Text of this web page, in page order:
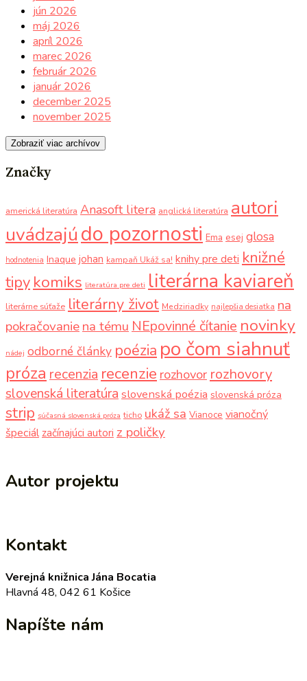
jún 2026
máj 2026
apríl 2026
marec 2026
február 2026
január 2026
december 2025
november 2025
Zobraziť viac archívov
Značky
americká literatúra Anasoft litera anglická literatúra autori
uvádzajúdo pozornosti Ema esej glosa
hodnotenia Inaque johan kampaň Ukáž sa! knihy pre deti knižné
tipy komiks literatúra pre deti literárna kaviareň
literárne súťaže literárny život Medziriadky najlepšia desiatka na
pokračovaniena tému NEpovinné čítanie novinky
nádej odborné články poézia po čom siahnuť
próza recenzia recenzie rozhovor rozhovory
slovenská literatúra slovenská poézia slovenská próza
strip súčasná slovenská próza ticho ukáž sa Vianoce vianočný
špeciál začínajúci autori z poličky
Autor projektu
Kontakt
Verejná knižnica Jána Bocatia
Hlavná 48, 042 61 Košice
Napíšte nám